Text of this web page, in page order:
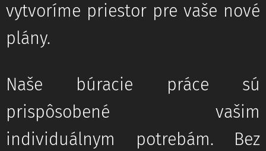
vytvoríme priestor pre vaše nové
plány.
Naše búracie práce sú
prispôsobené vašim
individuálnym potrebám. Bez